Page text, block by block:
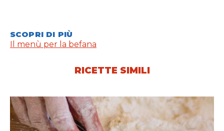
SCOPRI DI PIÙ
Il menù per la befana
RICETTE SIMILI